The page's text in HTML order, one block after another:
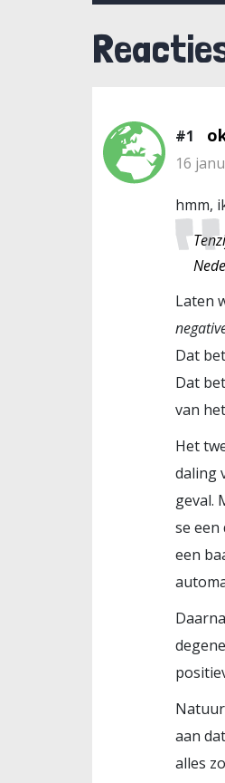
#1
16
hmm,
Laten
Dat
Dat
van
Het
daling
geval.
se een
een
aan
alles